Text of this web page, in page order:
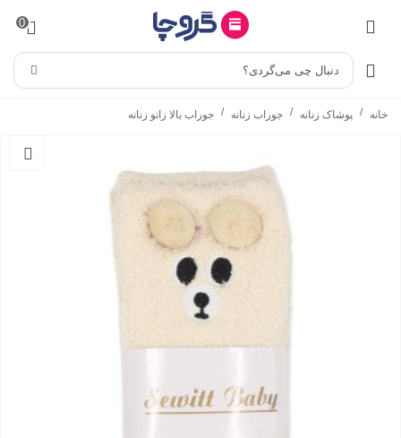
0
دنبال چی می‌گردی؟
خانه / پوشاک زنانه / جوراب زنانه / جوراب بالا زانو زنانه